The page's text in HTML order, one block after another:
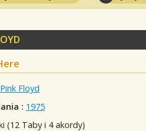
Pink Floyd
: 1975
(12 Taby i 4 akordy)